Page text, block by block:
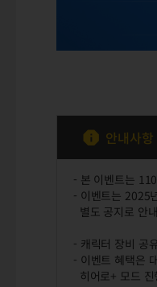
안내사항
- 본 이벤트는
- 이벤트는 2025
별도 공지로 안
- 캐릭터 장비 공
- 이벤트 혜택은
히어로+ 모드